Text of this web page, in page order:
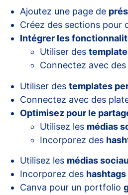
Ajoutez une page de
Créez des sections pour
Intégrer les
Utiliser des
Connectez avec
Utiliser des templates
Connectez avec des
Optimisez pour le
Utilisez les médias
Incorporez des
Utilisez les médias
Incorporez des hashtags
Canva pour un portfolio